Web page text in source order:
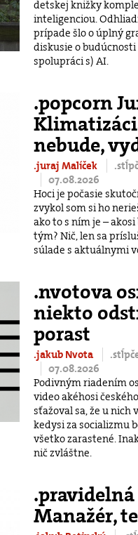
detskej knižky
inteligenciou.
prípade šlo o úplný
diskusie o
spolupráci s) AI.
.popcorn
nebude,
.juraj Malíček
07.08.2026
Hoci je počasie
zvykol som si ho
ako to s ním je – akosi
tým? Nič, len sa
súlade s aktuálnymi
.nvotova
niekto
porast
.jakub Nvota
07.08.2026
Podivným riadením
video akéhosi
sťažoval sa, že u nich
kedysi za socializmu
všetko zarastené.
nič zvláštne.
Manažér,